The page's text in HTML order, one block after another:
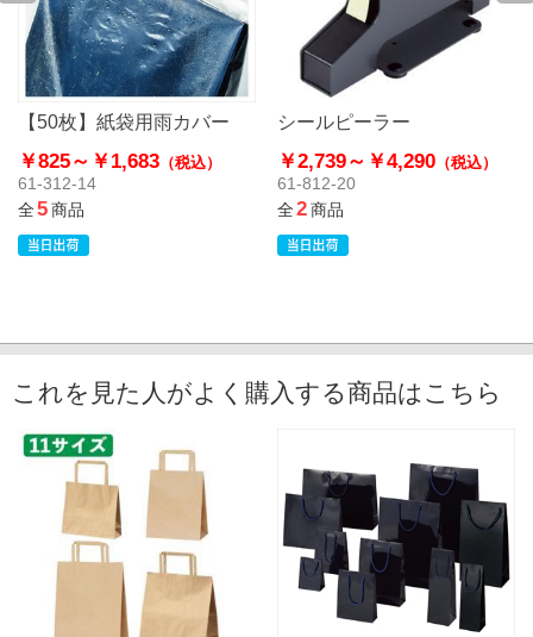
【50枚】紙袋用雨カバー
￥825～ ￥1,683 （税込）
61-312-14
全5商品
シールピーラー
￥2,739～ ￥4,290 （税込）
61-812-20
全2商品
これを見た人がよく購入する商品はこちら